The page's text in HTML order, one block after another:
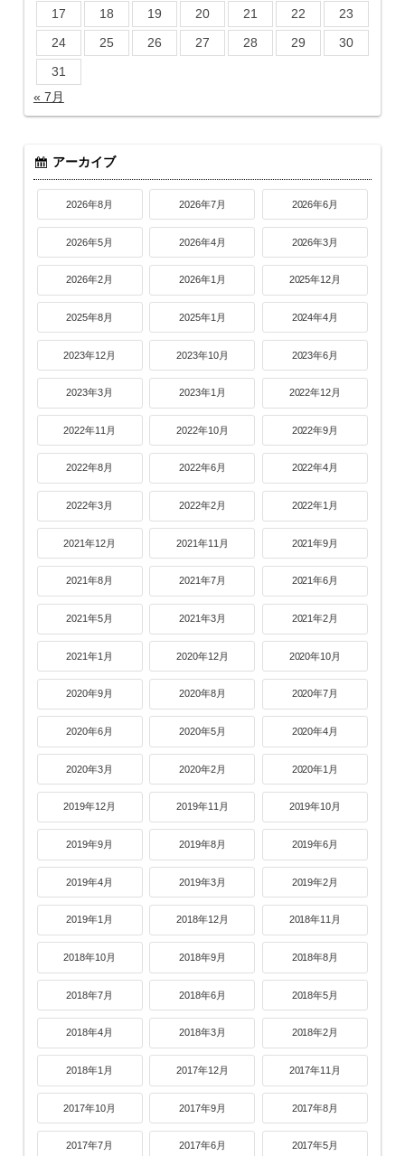
17
18 19 20 21 22
23
24
25 26 27 28 29
30
31
« 7月
アーカイブ
2026年8月 2026年7月 2026年6月
2026年5月 2026年4月 2026年3月
2026年2月 2026年1月 2025年12月
2025年8月 2025年1月 2024年4月
2023年12月 2023年10月 2023年6月
2023年3月 2023年1月 2022年12月
2022年11月 2022年10月 2022年9月
2022年8月 2022年6月 2022年4月
2022年3月 2022年2月 2022年1月
2021年12月 2021年11月 2021年9月
2021年8月 2021年7月 2021年6月
2021年5月 2021年3月 2021年2月
2021年1月 2020年12月 2020年10月
2020年9月 2020年8月 2020年7月
2020年6月 2020年5月 2020年4月
2020年3月 2020年2月 2020年1月
2019年12月 2019年11月 2019年10月
2019年9月 2019年8月 2019年6月
2019年4月 2019年3月 2019年2月
2019年1月 2018年12月 2018年11月
2018年10月 2018年9月 2018年8月
2018年7月 2018年6月 2018年5月
2018年4月 2018年3月 2018年2月
2018年1月 2017年12月 2017年11月
2017年10月 2017年9月 2017年8月
2017年7月 2017年6月 2017年5月